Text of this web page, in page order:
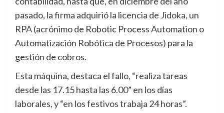
pasado, la firma adquirió la licencia de Jidoka, un
RPA (acrónimo de Robotic Process Automation o
Automatización Robótica de Procesos) para la
gestión de cobros.
Esta máquina, destaca el fallo, “realiza tareas
desde las 17.15 hasta las 6.00” en los días
laborales, y “en los festivos trabaja 24 horas”.